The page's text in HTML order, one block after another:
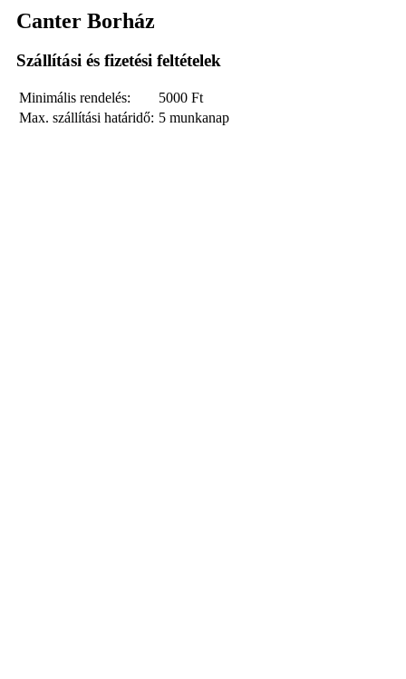
Canter Borház
Szállítási és fizetési feltételek
Minimális rendelés: 5000 Ft
Max. szállítási határidő: 5 munkanap